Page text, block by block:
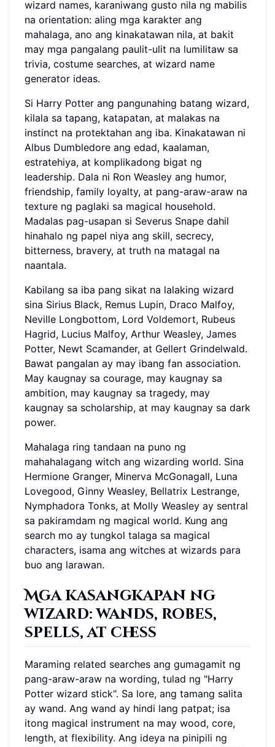
wizard names, karaniwang gusto nila ng mabilis
na orientation: aling mga karakter ang
mahalaga, ano ang kinakatawan nila, at bakit
may mga pangalang paulit-ulit na lumilitaw sa
trivia, costume searches, at wizard name
generator ideas.
Si Harry Potter ang pangunahing batang wizard,
kilala sa tapang, katapatan, at malakas na
instinct na protektahan ang iba. Kinakatawan ni
Albus Dumbledore ang edad, kaalaman,
estratehiya, at komplikadong bigat ng
leadership. Dala ni Ron Weasley ang humor,
friendship, family loyalty, at pang-araw-araw na
texture ng paglaki sa magical household.
Madalas pag-usapan si Severus Snape dahil
hinahalo ng papel niya ang skill, secrecy,
bitterness, bravery, at truth na matagal na
naantala.
Kabilang sa iba pang sikat na lalaking wizard
sina Sirius Black, Remus Lupin, Draco Malfoy,
Neville Longbottom, Lord Voldemort, Rubeus
Hagrid, Lucius Malfoy, Arthur Weasley, James
Potter, Newt Scamander, at Gellert Grindelwald.
Bawat pangalan ay may ibang fan association.
May kaugnay sa courage, may kaugnay sa
ambition, may kaugnay sa tragedy, may
kaugnay sa scholarship, at may kaugnay sa dark
power.
Mahalaga ring tandaan na puno ng
mahahalagang witch ang wizarding world. Sina
Hermione Granger, Minerva McGonagall, Luna
Lovegood, Ginny Weasley, Bellatrix Lestrange,
Nymphadora Tonks, at Molly Weasley ay sentral
sa pakiramdam ng magical world. Kung ang
search mo ay tungkol talaga sa magical
characters, isama ang witches at wizards para
buo ang larawan.
Mga kasangkapan ng
wizard: wands, robes,
spells, at chess
Maraming related searches ang gumagamit ng
pang-araw-araw na wording, tulad ng "Harry
Potter wizard stick". Sa lore, ang tamang salita
ay wand. Ang wand ay hindi lang patpat; isa
itong magical instrument na may wood, core,
length, at flexibility. Ang ideya na pinipili ng